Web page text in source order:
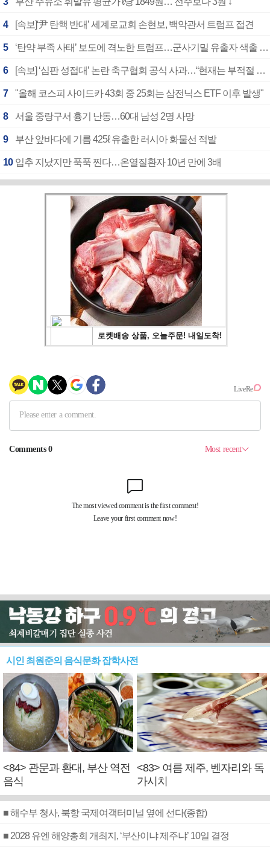
4 [속보]‘尹 탄핵 반대’ 세계로교회 손현보, 백악관서 트럼프 접견
5 ‘탄약 부족 사태’ 보도에 격노한 트럼프…군사기밀 유출자 색출 지시
6 [속보] ‘심판 성접대’ 논란 축구협회 공식 사과…“현재는 부적절 행위 없어”
7 "올해 코스피 사이드카 43회 중 25회는 삼전닉스 ETF 이후 발생"
8 서울 중랑구서 흉기 난동…60대 남성 2명 사망
9 부산 앞바다에 기름 425ℓ 유출한 러시아 화물선 적발
10 입추 지났지만 푹푹 찐다…온열질환자 10년 만에 3배
시인 최원준의 음식문화 잡학사전
<84> 관문과 환대, 부산 역전
음식
<83> 여름 제주, 벤자리와 독
가시치
■ 해수부 청사, 북항 국제여객터미널 옆에 선다(종합)
■ 2028 유엔 해양총회 개최지, ‘부산이냐 제주냐’ 10일 결정